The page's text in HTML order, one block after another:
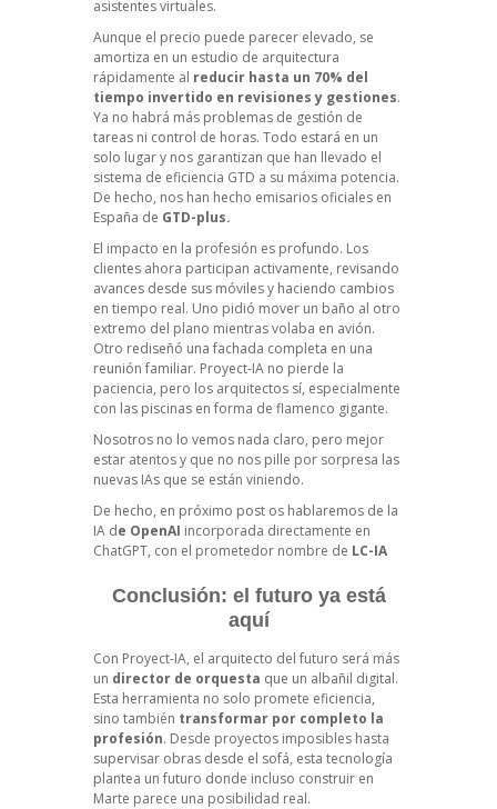
asistentes virtuales.
Aunque el precio puede parecer elevado, se
amortiza en un estudio de arquitectura
rápidamente al reducir hasta un 70% del
tiempo invertido en revisiones y gestiones.
Ya no habrá más problemas de gestión de
tareas ni control de horas. Todo estará en un
solo lugar y nos garantizan que han llevado el
sistema de eficiencia GTD a su máxima potencia.
De hecho, nos han hecho emisarios oficiales en
España de GTD-plus.
El impacto en la profesión es profundo. Los
clientes ahora participan activamente, revisando
avances desde sus móviles y haciendo cambios
en tiempo real. Uno pidió mover un baño al otro
extremo del plano mientras volaba en avión.
Otro rediseñó una fachada completa en una
reunión familiar. Proyect-IA no pierde la
paciencia, pero los arquitectos sí, especialmente
con las piscinas en forma de flamenco gigante.
Nosotros no lo vemos nada claro, pero mejor
estar atentos y que no nos pille por sorpresa las
nuevas IAs que se están viniendo.
De hecho, en próximo post os hablaremos de la
IA de OpenAI incorporada directamente en
ChatGPT, con el prometedor nombre de LC-IA
Conclusión: el futuro ya está
aquí
Con Proyect-IA, el arquitecto del futuro será más
un director de orquesta que un albañil digital.
Esta herramienta no solo promete eficiencia,
sino también transformar por completo la
profesión. Desde proyectos imposibles hasta
supervisar obras desde el sofá, esta tecnología
plantea un futuro donde incluso construir en
Marte parece una posibilidad real.